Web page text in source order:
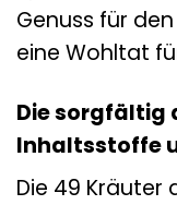
Genuss für
eine Wohltat
Die sorgfältig
Inhaltsstoffe
Die 49 Kräuter